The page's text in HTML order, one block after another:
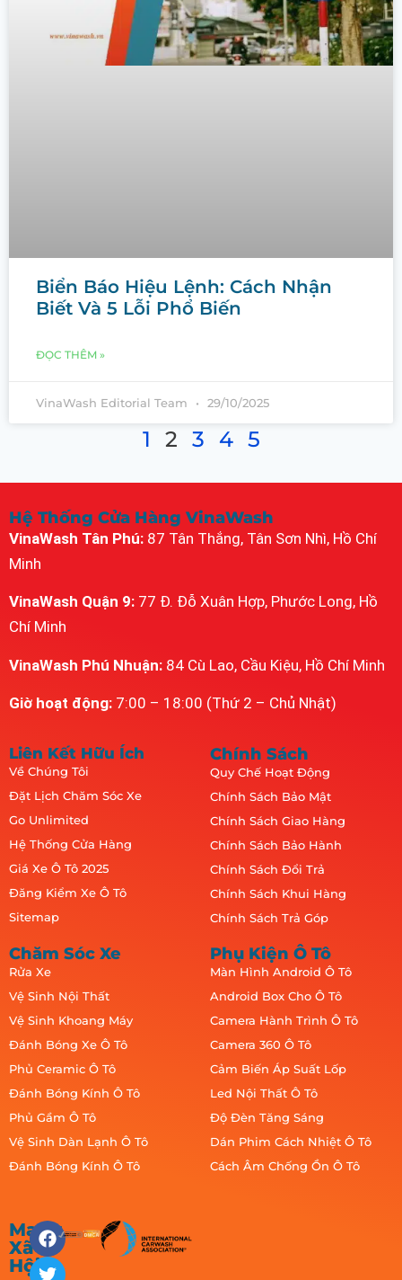
Biển Báo Hiệu Lệnh: Cách Nhận
Biết Và 5 Lỗi Phổ Biến
ĐỌC THÊM »
VinaWash Editorial Team 29/10/2025
1 2 3 4 5
Hệ Thống Cửa Hàng VinaWash
VinaWash Tân Phú: 87 Tân Thắng, Tân Sơn Nhì, Hồ Chí
Minh
VinaWash Quận 9: 77 Đ. Đỗ Xuân Hợp, Phước Long, Hồ
Chí Minh
VinaWash Phú Nhuận: 84 Cù Lao, Cầu Kiệu, Hồ Chí Minh
Giờ hoạt động: 7:00 – 18:00 (Thứ 2 – Chủ Nhật)
Liên Kết Hữu Ích
Về Chúng Tôi
Đặt Lịch Chăm Sóc Xe
Go Unlimited
Hệ Thống Cửa Hàng
Giá Xe Ô Tô 2025
Đăng Kiểm Xe Ô Tô
Sitemap
Chính Sách
Quy Chế Hoạt Động
Chính Sách Bảo Mật
Chính Sách Giao Hàng
Chính Sách Bảo Hành
Chính Sách Đổi Trả
Chính Sách Khui Hàng
Chính Sách Trả Góp
Chăm Sóc Xe
Rửa Xe
Vệ Sinh Nội Thất
Vệ Sinh Khoang Máy
Đánh Bóng Xe Ô Tô
Phủ Ceramic Ô Tô
Đánh Bóng Kính Ô Tô
Phủ Gầm Ô Tô
Vệ Sinh Dàn Lạnh Ô Tô
Đánh Bóng Kính Ô Tô
Phụ Kiện Ô Tô
Màn Hình Android Ô Tô
Android Box Cho Ô Tô
Camera Hành Trình Ô Tô
Camera 360 Ô Tô
Cảm Biến Áp Suất Lốp
Led Nội Thất Ô Tô
Độ Đèn Tăng Sáng
Dán Phim Cách Nhiệt Ô Tô
Cách Âm Chống Ồn Ô Tô
Mạng
Xã
Hội